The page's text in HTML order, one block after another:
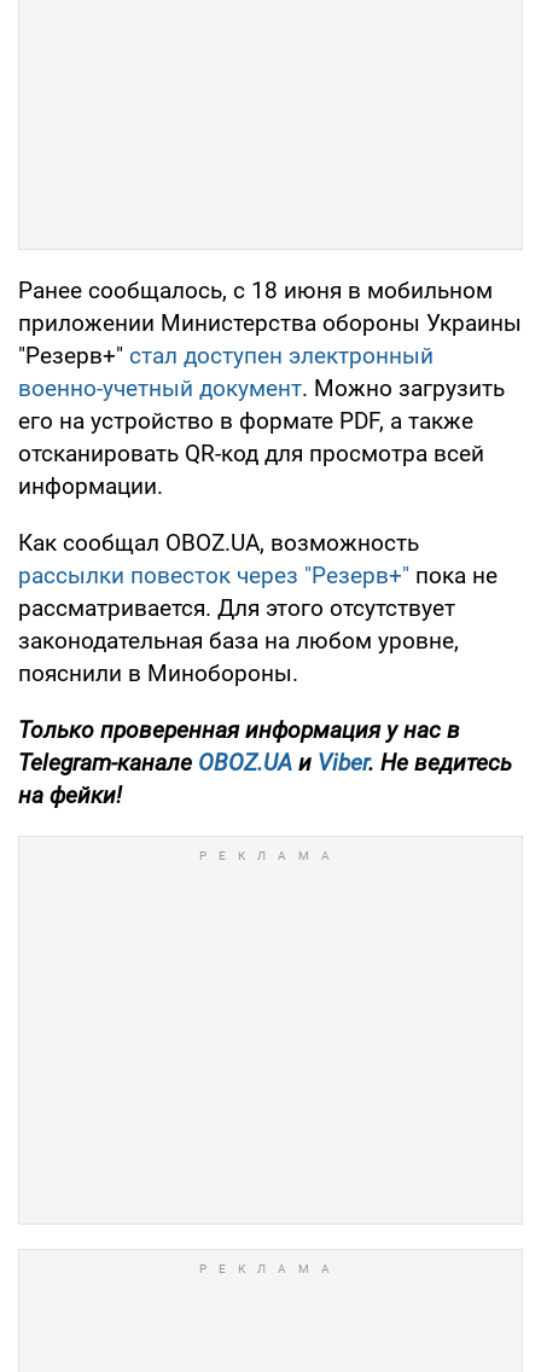
Ранее сообщалось, с 18 июня в мобильном
приложении Министерства обороны Украины
"Резерв+" стал доступен электронный
военно-учетный документ. Можно загрузить
его на устройство в формате PDF, а также
отсканировать QR-код для просмотра всей
информации.
Как сообщал OBOZ.UA, возможность
рассылки повесток через "Резерв+" пока не
рассматривается. Для этого отсутствует
законодательная база на любом уровне,
пояснили в Минобороны.
Только проверенная информация у нас в
Telegram-канале OBOZ.UA и Viber. Не ведитесь
на фейки!